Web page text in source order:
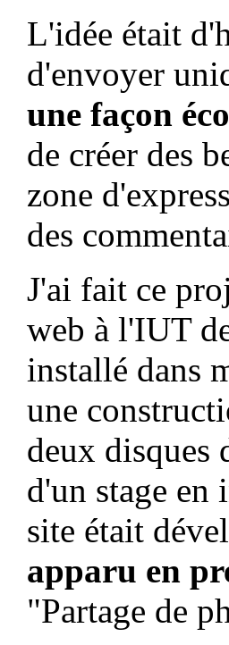
L'idée était
d'envoyer
une façon
de créer des
zone
des
J'ai fait ce
web à l'IUT
installé dans
une
deux disques
d'un stage
site était
apparu en
"Partage de